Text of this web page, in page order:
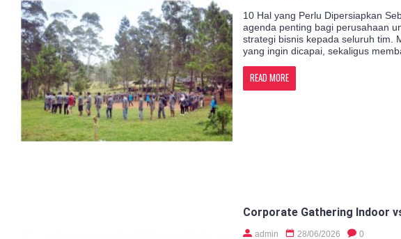
10 Hal yang Perlu Dipersiapkan
agenda penting bagi perusahaan
strategi bisnis kepada seluruh tim.
yang ingin dicapai, sekaligus
READ MORE
Corporate Gathering Indoor
admin 28/06/2026 0